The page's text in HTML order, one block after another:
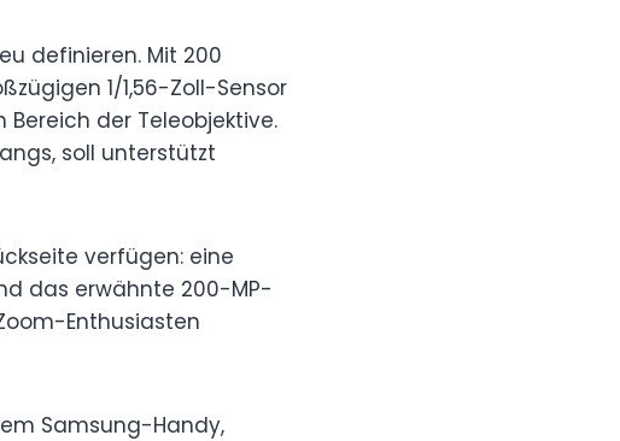
definieren. Mit 200
1/1,56-Zoll-Sensor
der Teleobjektive.
soll unterstützt
verfügen: eine
das erwähnte 200-MP-
Enthusiasten
Samsung-Handy,